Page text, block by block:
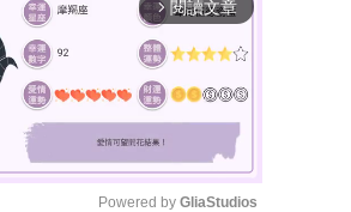
arrow_forward_ios 閱讀文章
Powered by GliaStudios